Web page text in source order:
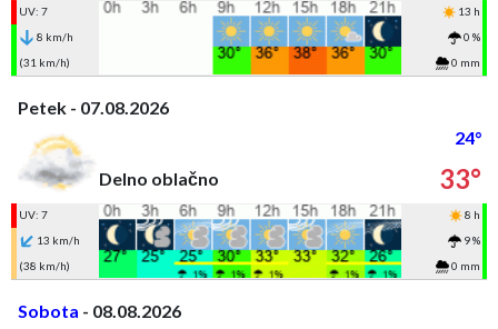
UV: 7
13 h
8 km/h
0 %
(31 km/h)
0 mm
Petek - 07.08.2026
24°
Delno oblačno
33°
UV: 7
8 h
13 km/h
9 %
(38 km/h)
0 mm
Sobota - 08.08.2026